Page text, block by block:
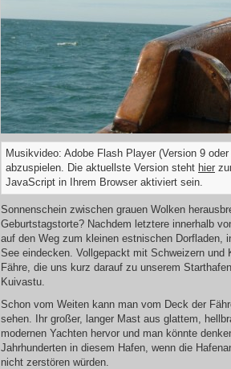
Musikvideo: Adobe Flash Player (Version 9
abzuspielen. Die aktuellste Version steht hier
JavaScript in Ihrem Browser aktiviert sein.
Sonnenschein zwischen grauen Wolken
Geburtstagstorte? Nachdem letztere innerhalb
auf den Weg zum kleinen estnischen Dorfladen,
See eindecken. Vollgepackt mit Schweizern
Fähre, die uns kurz darauf zu unserem
Kuivastu.
Schon vom Weiten kann man vom Deck der
sehen. Ihr großer, langer Mast aus glattem,
modernen Yachten hervor und man könnte
Jahrhunderten in diesem Hafen, wenn die
nicht zerstören würden.